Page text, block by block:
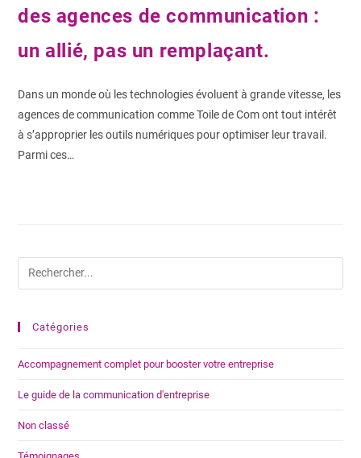
des agences de communication :
un allié, pas un remplaçant.
Dans un monde où les technologies évoluent à grande vitesse, les
agences de communication comme Toile de Com ont tout intérêt
à s’approprier les outils numériques pour optimiser leur travail.
Parmi ces…
Catégories
Accompagnement complet pour booster votre entreprise
Le guide de la communication d'entreprise
Non classé